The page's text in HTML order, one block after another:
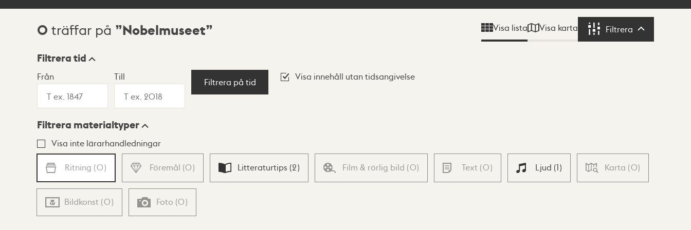
Sökresultat
0 träffar på Nobelmuseet Visa lista Visa karta Filtrera Filtrera
Visningsläge
Lista Karta
Filtrera tid
Från Till
Filtrera på tid
Visa innehåll utan tidsangivelse
Filtrera materialtyper
Visa inte lärarhandledningar
Ritning (0) Föremål (0) Litteraturtips (2) Film & rörlig bild (0) Text (0) Ljud (1) Karta (0)
Bildkonst (0) Foto (0)